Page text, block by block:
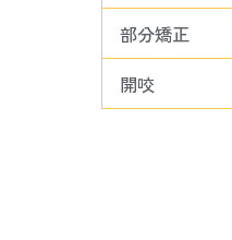
部分矯正
開咬